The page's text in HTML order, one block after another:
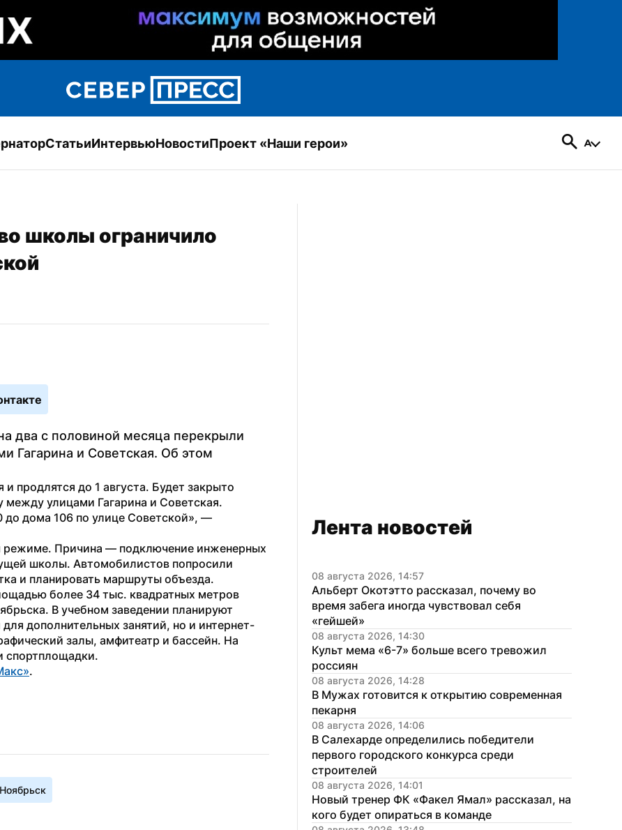
СтатьиИнтервьюНовостиПроект «Наши герои»
школы ограничило
два с половиной месяца перекрыли
Гагарина и Советская. Об этом
продлятся до 1 августа. Будет закрыто
улицами Гагарина и Советская.
режиме. Причина — подключение инженерных
школы. Автомобилистов попросили
и планировать маршруты объезда.
более 34 тыс. квадратных метров
В учебном заведении планируют
дополнительных занятий, но и интернет-
залы, амфитеатр и бассейн. На
спортплощадки.
.
Ноябрьск
Лента новостей
08 августа 2026, 14:57
Альберт Окотэтто рассказал, почему во
время забега иногда чувствовал себя
«гейшей»
08 августа 2026, 14:30
Культ мема «6-7» больше всего тревожил
россиян
08 августа 2026, 14:28
В Мужах готовится к открытию современная
пекарня
08 августа 2026, 14:06
В Салехарде определились победители
первого городского конкурса среди
строителей
08 августа 2026, 14:01
Новый тренер ФК «Факел Ямал» рассказал, на
кого будет опираться в команде